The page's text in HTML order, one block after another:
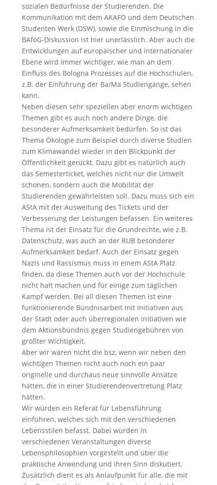
sozialen Bedürfnisse der Studierenden. Die
Kommunikation mit dem AKAFÖ und dem Deutschen
Studenten Werk (DSW), sowie die Einmischung in die
BAföG-Diskussion ist hier unerlässlich. Aber auch die
Entwicklungen auf europäischer und internationaler
Ebene wird immer wichtiger, wie man an dem
Einfluss des Bologna Prozesses auf die Hochschulen,
z.B. der Einführung der Ba/Ma Studiengänge, sehen
kann.
Neben diesen sehr speziellen aber enorm wichtigen
Themen gibt es auch noch andere Dinge, die
besonderer Aufmerksamkeit bedürfen. So ist das
Thema Ökologie zum Beispiel durch diverse Studien
zum Klimawandel wieder in den Blickpunkt der
Öffentlichkeit gerückt. Dazu gibt es natürlich auch
das Semesterticket, welches nicht nur die Umwelt
schonen, sondern auch die Mobilität der
Studierenden gewährleisten soll. Dazu muss sich ein
AStA mit der Ausweitung des Tickets und der
Verbesserung der Leistungen befassen. Ein weiteres
Thema ist der Einsatz für die Grundrechte, wie z.B.
Datenschutz, was auch an der RUB besonderer
Aufmerksamkeit bedarf. Auch der Einsatz gegen
Nazis und Rassismus muss in einem AStA Platz
finden, da diese Themen auch vor der Hochschule
nicht halt machen und für einige zum täglichen
Kampf werden. Bei all diesen Themen ist eine
funktionierende Bündnisarbeit mit Initiativen aus
der Stadt oder auch überregionalen Initiativen wie
dem Aktionsbündnis gegen Studiengebühren von
größter Wichtigkeit.
Aber wir wären nicht die bsz, wenn wir neben den
wichtigen Themen nicht auch noch ein paar
originelle und durchaus neue sinnvolle Ansätze
hätten, die in einer Studierendenvertretung Platz
hätten.
Wir würden ein Referat für Lebensführung
einführen, welches sich mit den verschiedenen
Lebensstilen befasst. Dabei würden in
verschiedenen Veranstaltungen diverse
Lebensphilosophien vorgestellt und über die
praktische Anwendung und ihren Sinn diskutiert.
Zusätzlich dient es als Anlaufpunkt für alle, die mit